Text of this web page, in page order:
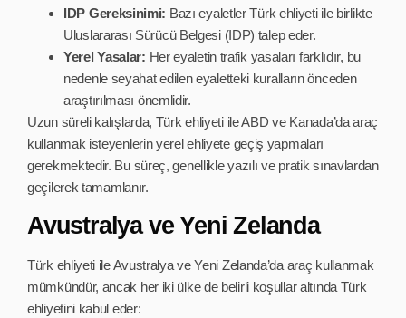
IDP Gereksinimi: Bazı eyaletler Türk ehliyeti ile birlikte
Uluslararası Sürücü Belgesi (IDP) talep eder.
Yerel Yasalar: Her eyaletin trafik yasaları farklıdır, bu
nedenle seyahat edilen eyaletteki kuralların önceden
araştırılması önemlidir.
Uzun süreli kalışlarda, Türk ehliyeti ile ABD ve Kanada’da araç
kullanmak isteyenlerin yerel ehliyete geçiş yapmaları
gerekmektedir. Bu süreç, genellikle yazılı ve pratik sınavlardan
geçilerek tamamlanır.
Avustralya ve Yeni Zelanda
Türk ehliyeti ile Avustralya ve Yeni Zelanda’da araç kullanmak
mümkündür, ancak her iki ülke de belirli koşullar altında Türk
ehliyetini kabul eder: